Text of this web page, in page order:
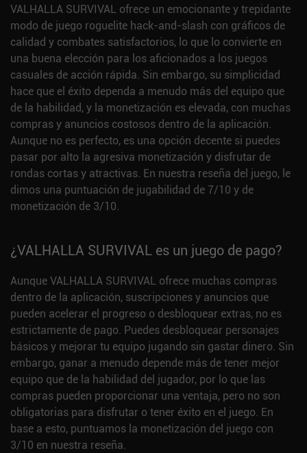
VALHALLA SURVIVAL ofrece un emocionante y trepidante
modo de juego roguelite hack-and-slash con gráficos de
calidad y combates satisfactorios, lo que lo convierte en
una buena elección para los aficionados a los juegos
casuales de acción rápida. Sin embargo, su simplicidad
hace que el éxito dependa a menudo más del equipo que
de la habilidad, y la monetización es elevada, con muchas
compras y anuncios costosos dentro de la aplicación.
Aunque no es perfecto, es una opción decente si puedes
pasar por alto la agresiva monetización y disfrutar de
rondas cortas y atractivas. En nuestra reseña del juego, le
dimos una puntuación de jugabilidad de 7/10 y de
monetización de 3/10.
¿VALHALLA SURVIVAL es un juego de pago?
Aunque VALHALLA SURVIVAL ofrece muchas compras
dentro de la aplicación, suscripciones y anuncios que
pueden acelerar el progreso o desbloquear extras, no es
estrictamente de pago. Puedes desbloquear personajes
básicos y mejorar tu equipo jugando sin gastar dinero. Sin
embargo, ganar a menudo depende más de tener mejor
equipo que de la habilidad del jugador, por lo que las
compras pueden proporcionar una ventaja, pero no son
obligatorias para disfrutar o tener éxito en el juego. En
base a esto, puntuamos la monetización del juego con
3/10 en nuestra reseña.